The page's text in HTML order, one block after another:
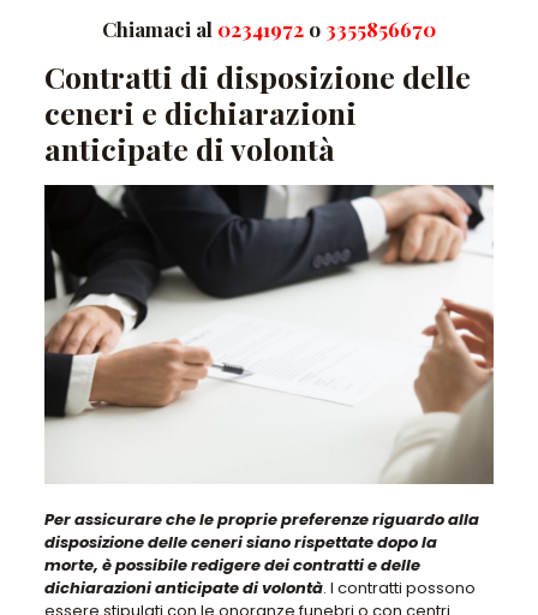
Chiamaci al 02341972o 3355856670
Contratti di disposizione delle
ceneri e dichiarazioni
anticipate di volontà
Per assicurare che le proprie preferenze riguardo alla
disposizione delle ceneri siano rispettate dopo la
morte, è possibile redigere dei contratti e delle
dichiarazioni anticipate di volontà. I contratti possono